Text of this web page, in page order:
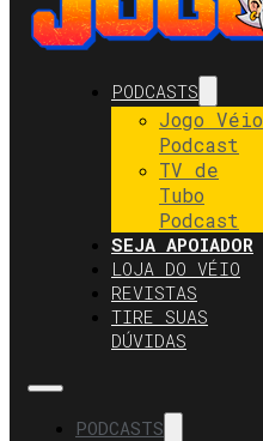
PODCASTS
Jogo Véio
Podcast
TV de
Tubo
Podcast
SEJA APOIADOR
LOJA DO VÉIO
REVISTAS
TIRE SUAS
DÚVIDAS
PODCASTS